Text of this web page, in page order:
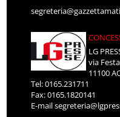
LG
via
11100
Tel: 0165.231711
Fax: 0165.1820141
E-mail